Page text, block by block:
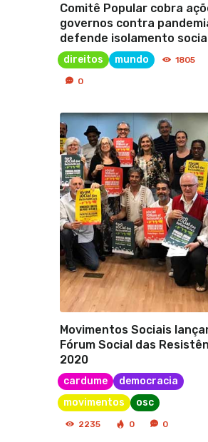
Comitê Popular cobra
governos contra
defende isolamento
direitos mundo 1805
0
Movimentos Sociais
Fórum Social das
2020
cardume
democracia
movimentos
osc
2235 0 0